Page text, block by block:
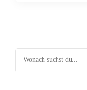
Suchst du nach